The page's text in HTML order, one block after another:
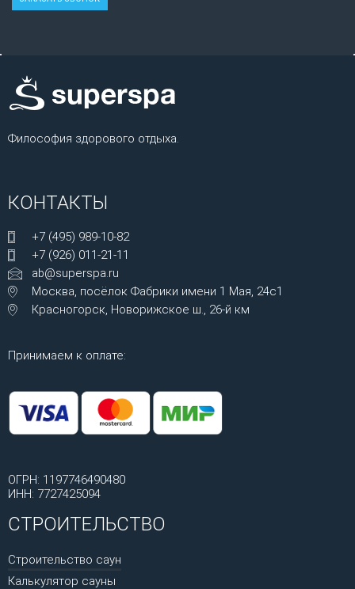
Философия здорового отдыха.
КОНТАКТЫ
+7 (495) 989-10-82
+7 (926) 011-21-11
ab@superspa.ru
Москва, посёлок Фабрики имени 1 Мая, 24с1
Красногорск, Новорижское ш., 26-й км
Принимаем к оплате:
ОГРН: 1197746490480
ИНН: 7727425094
СТРОИТЕЛЬСТВО
Строительство саун
Калькулятор сауны